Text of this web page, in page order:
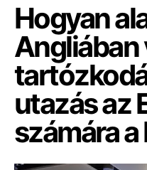
Hogyan
Angliában
utazás az
számára